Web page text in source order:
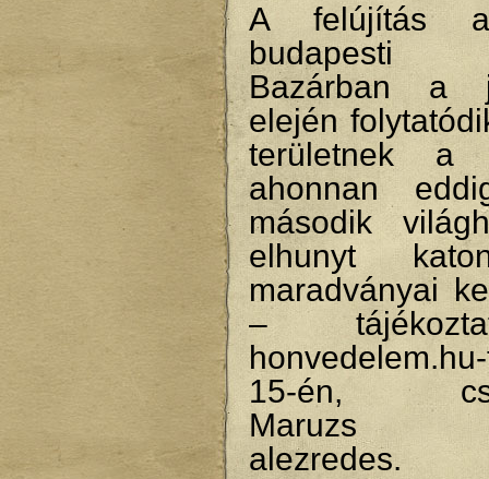
A felújítás
budapesti
Bazárban a
elején
területnek a
ahonnan
második
elhunyt
maradványai
–
15-én,
Maruzs
alezredes.